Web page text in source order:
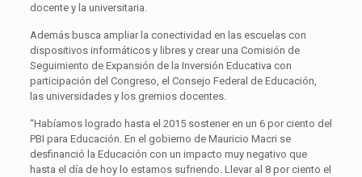
docente y la universitaria.
Además busca ampliar la conectividad en las escuelas con
dispositivos informáticos y libres y crear una Comisión de
Seguimiento de Expansión de la Inversión Educativa con
participación del Congreso, el Consejo Federal de Educación,
las universidades y los gremios docentes.
“Habíamos logrado hasta el 2015 sostener en un 6 por ciento del
PBI para Educación. En el gobierno de Mauricio Macri se
desfinanció la Educación con un impacto muy negativo que
hasta el día de hoy lo estamos sufriendo. Llevar al 8 por ciento el